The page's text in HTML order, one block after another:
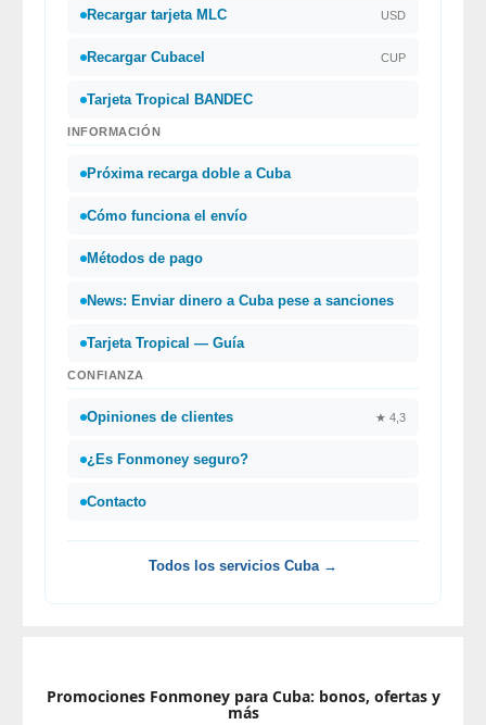
Recargar tarjeta MLC USD
Recargar Cubacel CUP
Tarjeta Tropical BANDEC
INFORMACIÓN
Próxima recarga doble a Cuba
Cómo funciona el envío
Métodos de pago
News: Enviar dinero a Cuba pese a sanciones
Tarjeta Tropical — Guía
CONFIANZA
Opiniones de clientes ★ 4,3
¿Es Fonmoney seguro?
Contacto
Todos los servicios Cuba →
Promociones Fonmoney para Cuba: bonos, ofertas y
más